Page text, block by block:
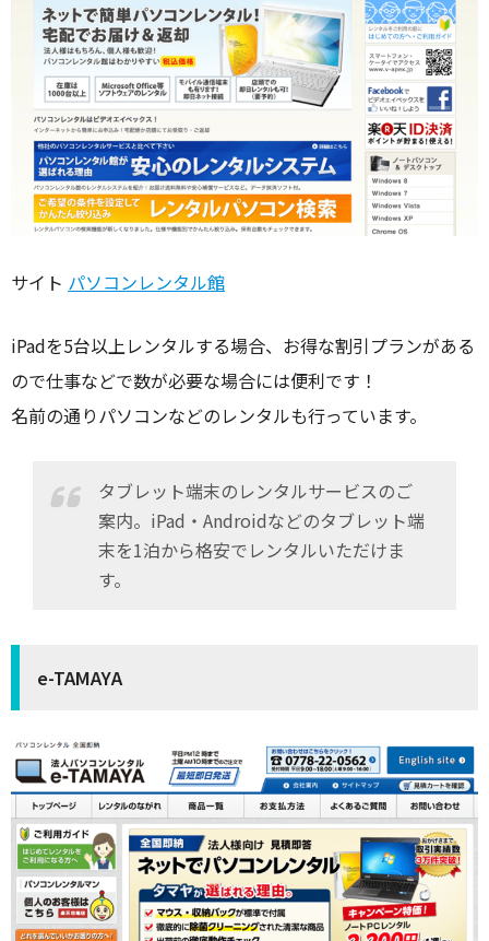
サイト パソコンレンタル館
iPadを5台以上レンタルする場合、お得な割引プランがある
ので仕事などで数が必要な場合には便利です！
名前の通りパソコンなどのレンタルも行っています。
タブレット端末のレンタルサービスのご
案内。iPad・Androidなどのタブレット端
末を1泊から格安でレンタルいただけま
す。
e-TAMAYA